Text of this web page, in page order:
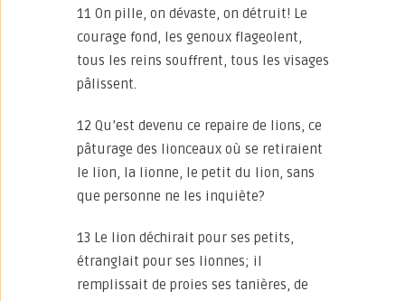
11 On pille, on dévaste, on détruit! Le
courage fond, les genoux flageolent,
tous les reins souffrent, tous les visages
pâlissent.
12 Qu’est devenu ce repaire de lions, ce
pâturage des lionceaux où se retiraient
le lion, la lionne, le petit du lion, sans
que personne ne les inquiète?
13 Le lion déchirait pour ses petits,
étranglait pour ses lionnes; il
remplissait de proies ses tanières, de